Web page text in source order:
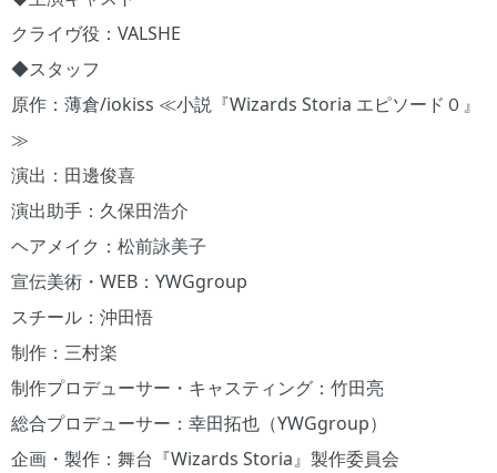
クライヴ役：VALSHE
◆スタッフ
原作：薄倉/iokiss ≪小説『Wizards Storia エピソード０』
≫
演出：田邊俊喜
演出助手：久保田浩介
ヘアメイク：松前詠美子
宣伝美術・WEB：YWGgroup
スチール：沖田悟
制作：三村楽
制作プロデューサー・キャスティング：竹田亮
総合プロデューサー：幸田拓也（YWGgroup）
企画・製作：舞台『Wizards Storia』製作委員会